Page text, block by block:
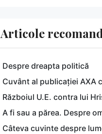
Articole
Despre dreapta politică
Cuvânt al publicației AXA
Războiul U.E. contra lui
A fi sau a părea. Despre
Câteva cuvinte despre